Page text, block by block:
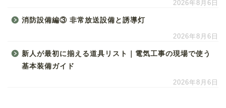
2026年8月6日
消防設備編③ 非常放送設備と誘導灯
2026年8月6日
新人が最初に揃える道具リスト｜電気工事の現場で使う
基本装備ガイド
2026年8月6日